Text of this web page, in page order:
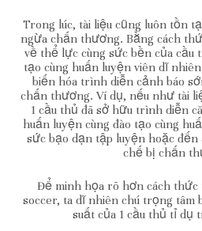
Trong lúc, tài liệu cũng luôn tồn
ngừa chấn thương. Bằng cách
về thể lực cùng sức bền của cầu
tạo cùng huấn luyện viên dĩ
biến hóa trình diễn cảnh báo
chấn thương. Ví dụ, nếu như tài
1 cầu thủ đã sở hữu trình diễn
huấn luyện cùng đào tạo cùng
sức bạo dạn tập luyện hoặc
chế bị chấn
Để minh họa rõ hơn cách thức
soccer, ta dĩ nhiên chú trọng tâm
suất của 1 cầu thủ tỉ dụ